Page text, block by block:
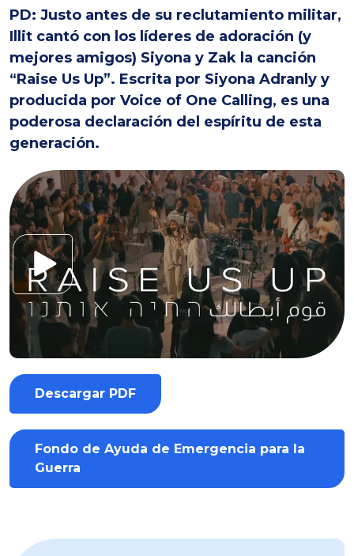
PD: Justo antes de su reclutamiento militar,
Illit cantó con los líderes de adoración (y
mejores amigos) Siyona y Zak la canción
“Raise Us Up”. Escrita por Siyona Adranly y
producida por Voice of One Calling, es una
poderosa declaración del espíritu de esta
generación.
Descargar PDF
Fondo de Ayuda de Emergencia para la
Guerra